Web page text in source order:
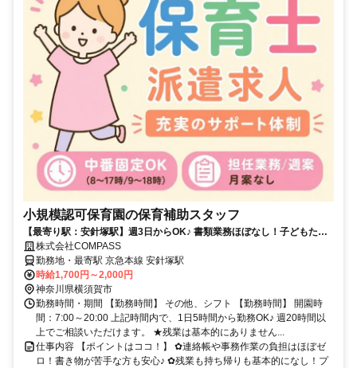
小規模認可保育園の保育補助スタッフ
【最寄り駅：安針塚駅】週3日からOK♪ 書類業務ほぼなし！子どもたち
とじっくり関われる環境★
株式会社COMPASS
勤務地・最寄駅 京急本線 安針塚駅
時給1,700円～2,000円
神奈川県横須賀市
勤務時間・期間 【勤務時間】 その他、シフト 【勤務時間】 開園時
間：7:00～20:00 上記時間内で、1日5時間から勤務OK♪ 週20時間以
上でご相談いただけます。 ★残業は基本的にありません...
仕事内容 【ポイントはココ！】 ✿連絡帳や事務作業の負担はほぼゼ
ロ！書き物が苦手な方も安心♪ ✿残業も持ち帰りも基本的になし！プ